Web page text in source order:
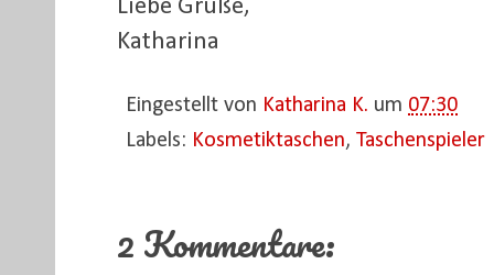
Liebe Grüße,
Katharina
Eingestellt von Katharina K. um 07:30
Labels: Kosmetiktaschen, Taschenspieler
2 Kommentare: